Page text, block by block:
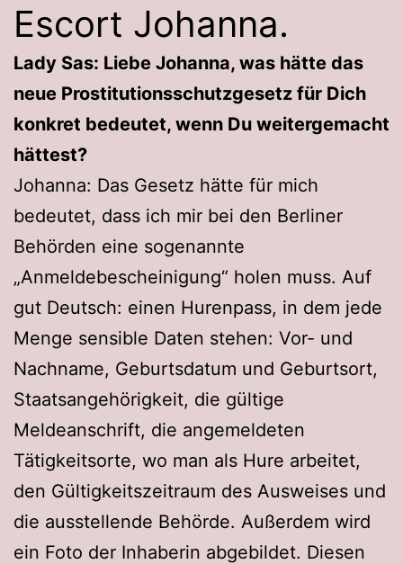
Escort Johanna.
Lady Sas: Liebe Johanna, was hätte das
neue Prostitutionsschutzgesetz für Dich
konkret bedeutet, wenn Du weitergemacht
hättest?
Johanna: Das Gesetz hätte für mich
bedeutet, dass ich mir bei den Berliner
Behörden eine sogenannte
„Anmeldebescheinigung“ holen muss. Auf
gut Deutsch: einen Hurenpass, in dem jede
Menge sensible Daten stehen: Vor- und
Nachname, Geburtsdatum und Geburtsort,
Staatsangehörigkeit, die gültige
Meldeanschrift, die angemeldeten
Tätigkeitsorte, wo man als Hure arbeitet,
den Gültigkeitszeitraum des Ausweises und
die ausstellende Behörde. Außerdem wird
ein Foto der Inhaberin abgebildet. Diesen